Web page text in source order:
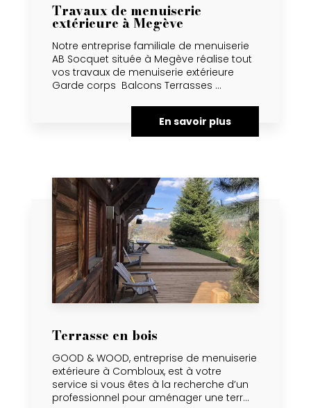
Travaux de menuiserie
extérieure à Megève
Notre entreprise familiale de menuiserie
AB Socquet située à Megève réalise tout
vos travaux de menuiserie extérieure
Garde corps Balcons Terrasses ...
En savoir plus
Terrasse en bois
GOOD & WOOD, entreprise de menuiserie
extérieure à Combloux, est à votre
service si vous êtes à la recherche d’un
professionnel pour aménager une terr...